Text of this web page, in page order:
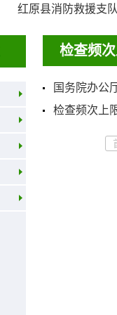
红原县消防救援支队
检查频
国务院办公
检查频次上